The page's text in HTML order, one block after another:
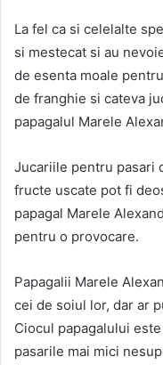
La fel ca si celelalte
si mestecat si au
de esenta moale
de franghie si cateva
papagalul Marele
Jucariile pentru pasari
fructe uscate pot fi
papagal Marele
pentru o provocare.
Papagalii Marele
cei de soiul lor, dar ar
Ciocul papagalului
pasarile mai mici